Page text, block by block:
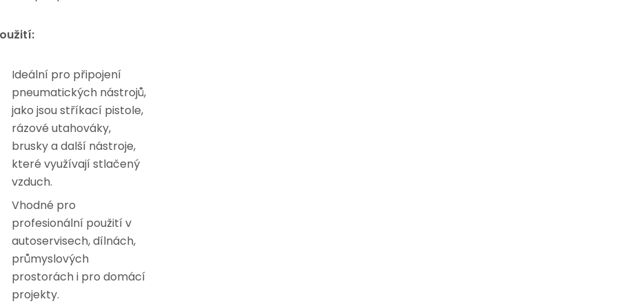
Ideální pro připojení
pneumatických nástrojů,
jako jsou stříkací pistole,
rázové utahováky,
brusky a další nástroje,
které využívají stlačený
vzduch.
Vhodné pro
profesionální použití v
autoservisech, dílnách,
průmyslových
prostorách i pro domácí
projekty.